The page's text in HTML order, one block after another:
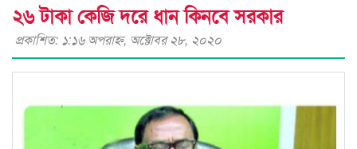
২৬ টাকা কেজি দরে ধান কিনবে সরকার
প্রকাশিত: ১:১৬ অপরাহ্ণ, অক্টোবর ২৮, ২০২০